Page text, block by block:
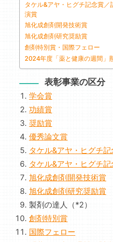
タケル&アヤ・ヒグチ記念賞／
演賞
旭化成創剤開発技術賞
旭化成創剤研究奨励賞
創剤特別賞・国際フェロー
2024年度「薬と健康の週間」
表彰事業の区分
学会賞
功績賞
奨励賞
優秀論文賞
タケル&アヤ・ヒグチ
タケル&アヤ・ヒグチ記
旭化成創剤開発技術賞
旭化成創剤研究奨励賞
製剤の達人（*2）
創剤特別賞
国際フェロー